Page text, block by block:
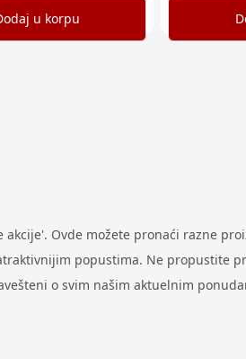
u korpu
Ovde možete pronaći razne
popustima. Ne propustite
o svim našim aktuelnim